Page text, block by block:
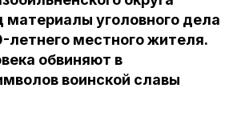
материалы уголовного дела
летнего местного жителя.
обвиняют в
воинской славы